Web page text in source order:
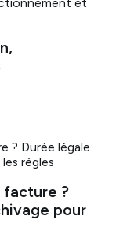
facture ?
pour